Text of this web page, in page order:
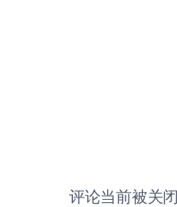
评论当前被关